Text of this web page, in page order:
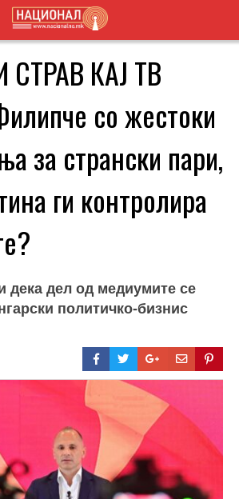
КАЈ ТВ
со жестоки
за странски пари,
ги контролира
дека дел од медиумите се
политичко-бизнис